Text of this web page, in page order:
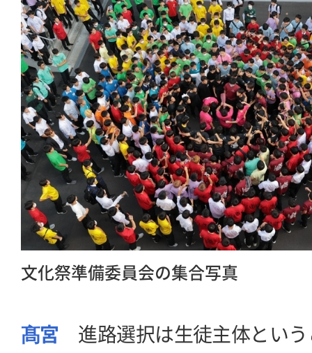
文化祭準備委員会の集合写真
髙宮 進路選択は生徒主体という